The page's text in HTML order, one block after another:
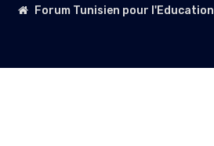
Forum Tunisien pour l'Education